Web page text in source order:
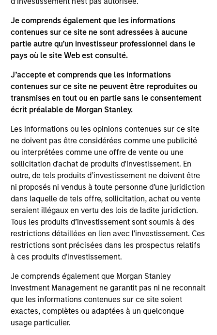
Je comprends également que les informations
contenues sur ce site ne sont adressées à aucune
partie autre qu’un investisseur professionnel dans le
pays où le site Web est consulté.
J’accepte et comprends que les informations
contenues sur ce site ne peuvent être reproduites ou
transmises en tout ou en partie sans le consentement
écrit préalable de Morgan Stanley.
Les informations ou les opinions contenues sur ce site
ne doivent pas être considérées comme une publicité
ou interprétées comme une offre de vente ou une
sollicitation d'achat de produits d'investissement. En
outre, de tels produits d’investissement ne doivent être
ni proposés ni vendus à toute personne d’une juridiction
dans laquelle de tels offre, sollicitation, achat ou vente
seraient illégaux en vertu des lois de ladite juridiction.
Tous les produits d’investissement sont soumis à des
restrictions détaillées en lien avec l'investissement. Ces
restrictions sont précisées dans les prospectus relatifs
à ces produits d'investissement.
Je comprends également que Morgan Stanley
Investment Management ne garantit pas ni ne reconnait
que les informations contenues sur ce site soient
exactes, complètes ou adaptées à un quelconque
usage particulier.
20 MAI 2026
Dans l’édition de novembre de The BEAT, nous
avons mis en avant cinq thèmes majeurs qui
influencent actuellement le paysage mondial
de l’investissement. Ces thèmes sont
essentiels pour comprendre les dynamiques à
l’œuvre sur les marchés aujourd’hui.
The BEAT: Navigating the Iran
Conflict, From Oil Shocks to
Market Impact
8 MAI 2026
The conflict in the Middle East has sent
shockwaves through global markets and we
need to understand whether the rise in energy
prices is transient or will become embedded
in broader economic activity.
The BEAT - T2 2026 - Avril
5 MAI 2026
Lisez The BEAT pour une information
mensuelle actualisée sur les marchés. Chaque